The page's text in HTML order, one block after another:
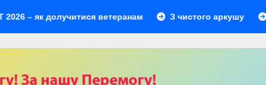
долучитися ветеранам З чистого аркушу